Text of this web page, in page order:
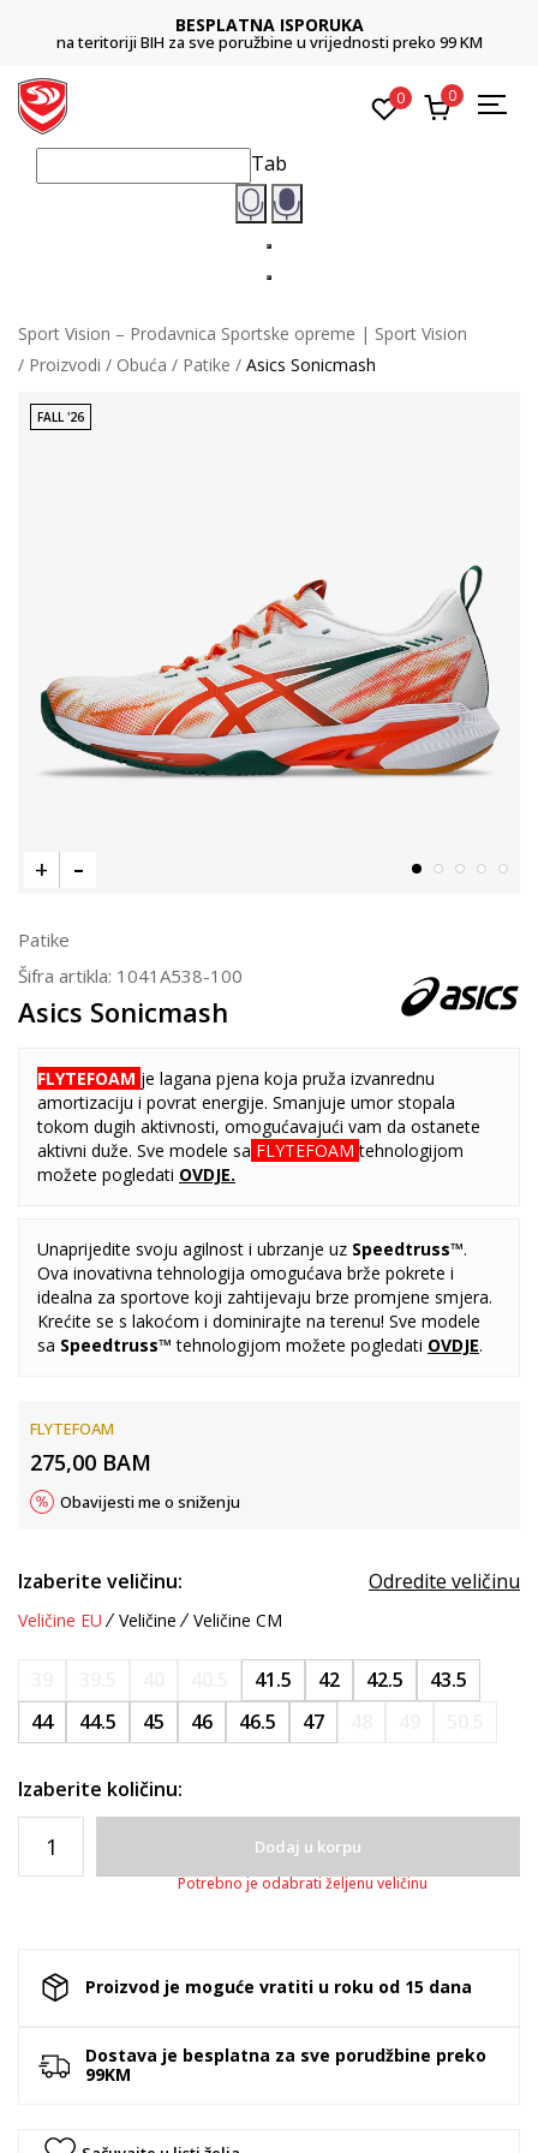
BESPLATNA ISPORUKA
na teritoriji BIH za sve poružbine u vrijednosti preko 99 KM
0 0
Tab
Sport Vision – Prodavnica Sportske opreme | Sport Vision
Proizvodi
Obuća Patike Asics Sonicmash
FALL '26
Patike
Šifra artikla: 1041A538-100
Asics Sonicmash
FLYTEFOAM je lagana pjena koja pruža izvanrednu
amortizaciju i povrat energije. Smanjuje umor stopala
tokom dugih aktivnosti, omogućavajući vam da ostanete
aktivni duže. Sve modele sa FLYTEFOAM tehnologijom
možete pogledati OVDJE.
Unaprijedite svoju agilnost i ubrzanje uz Speedtruss™.
Ova inovativna tehnologija omogućava brže pokrete i
idealna za sportove koji zahtijevaju brze promjene smjera.
Krećite se s lakoćom i dominirajte na terenu! Sve modele
sa Speedtruss™ tehnologijom možete pogledati OVDJE.
FLYTEFOAM
275,00 BAM
Obavijesti me o sniženju
Izaberite veličinu: Odredite veličinu
Veličine EU Veličine Veličine CM
41.5 42 42.5
43.5
44
44.5 45 46 46.5 47
Izaberite količinu:
Dodaj u korpu
Potrebno je odabrati željenu veličinu
Proizvod je moguće vratiti u roku od 15 dana
Dostava je besplatna za sve porudžbine preko
99KM